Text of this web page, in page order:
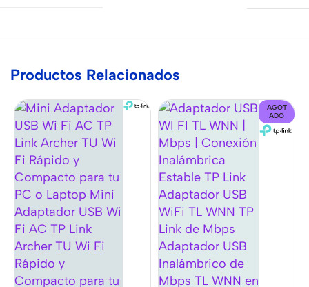
Productos Relacionados
AGOT
ADO